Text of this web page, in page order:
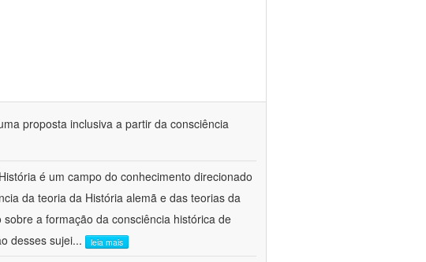
proposta inclusiva a partir da consciência
é um campo do conhecimento direcionado
da teoria da História alemã e das teorias da
a formação da consciência histórica de
desses sujei... leia mais